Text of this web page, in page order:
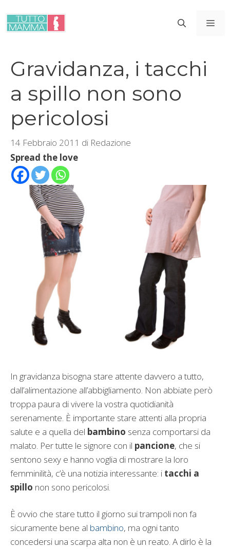
contenuto
Gravidanza, i tacchi
a spillo non sono
pericolosi
14 Febbraio 2011 di Redazione
Spread the love
In gravidanza bisogna stare attente davvero a tutto,
dall’alimentazione all’abbigliamento. Non abbiate però
troppa paura di vivere la vostra quotidianità
serenamente. È importante stare attenti alla propria
salute e a quella del bambino senza comportarsi da
malato. Per tutte le signore con il pancione, che si
sentono sexy e hanno voglia di mostrare la loro
femminilità, c’è una notizia interessante: i tacchi a
spillo non sono pericolosi.
È ovvio che stare tutto il giorno sui trampoli non fa
sicuramente bene al bambino, ma ogni tanto
concedersi una scarpa alta non è un reato. A dirlo è la